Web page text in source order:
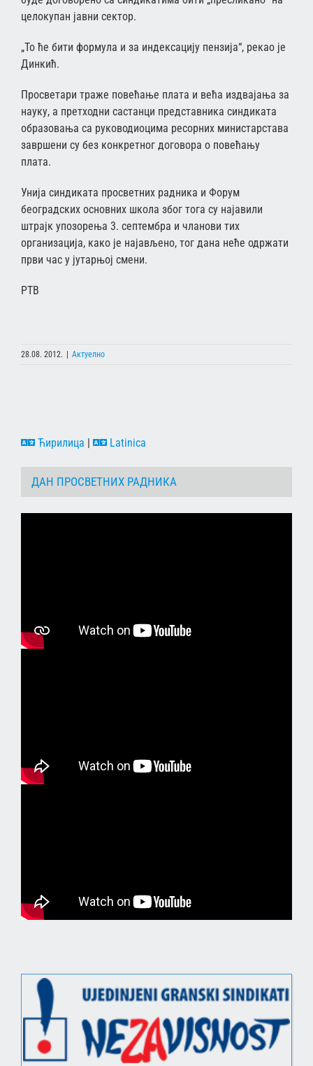
целокупан јавни сектор.
„То ће бити формула и за индексацију пензија“, рекао је
Динкић.
Просветари траже повећање плата и већа издвајања за
науку, а претходни састанци представника синдиката
образовања са руководиоцима ресорних министарстава
завршени су без конкретног договора о повећању
плата.
Унија синдиката просветних радника и Форум
београдских основних школа због тога су најавили
штрајк упозорења 3. септембра и чланови тих
организација, како је најављено, тог дана неће одржати
први час у јутарњој смени.
РТВ
28.08. 2012. | Актуелно
Ћирилица | Latinica
ДАН ПРОСВЕТНИХ РАДНИКА